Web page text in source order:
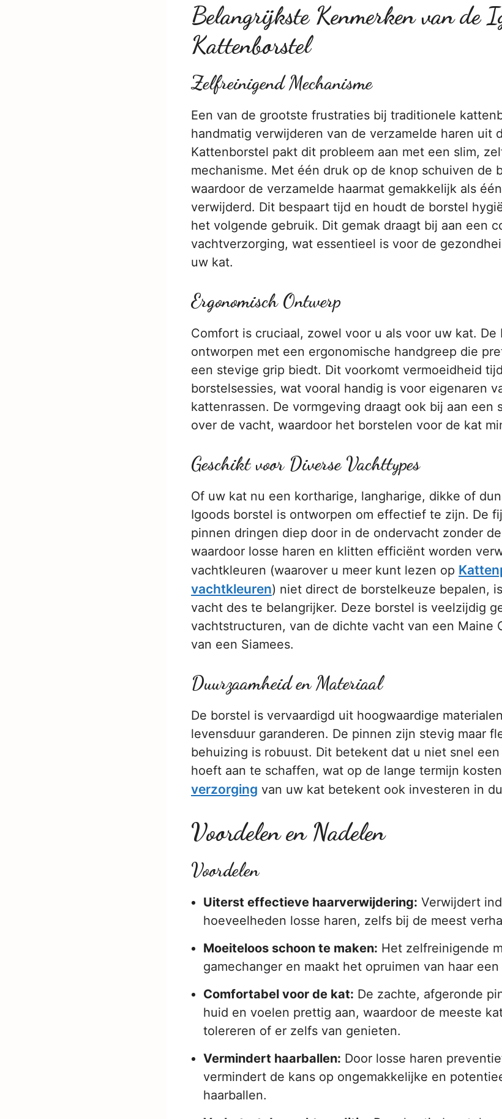
Belangrijkste Kenmerken van de
Kattenborstel
Zelfreinigend Mechanisme
Een van de grootste frustraties bij traditionele
handmatig verwijderen van de verzamelde haren uit
Kattenborstel pakt dit probleem aan met een slim,
mechanisme. Met één druk op de knop schuiven de
waardoor de verzamelde haarmat gemakkelijk als
verwijderd. Dit bespaart tijd en houdt de borstel
het volgende gebruik. Dit gemak draagt bij aan een
vachtverzorging, wat essentieel is voor de
uw kat.
Ergonomisch Ontwerp
Comfort is cruciaal, zowel voor u als voor uw kat. De
ontworpen met een ergonomische handgreep die
een stevige grip biedt. Dit voorkomt vermoeidheid
borstelsessies, wat vooral handig is voor eigenaren
kattenrassen. De vormgeving draagt ook bij aan een
over de vacht, waardoor het borstelen voor de kat
Geschikt voor Diverse Vachttypes
Of uw kat nu een kortharige, langharige, dikke of
Igoods borstel is ontworpen om effectief te zijn. De
pinnen dringen diep door in de ondervacht zonder
waardoor losse haren en klitten efficiënt worden
vachtkleuren (waarover u meer kunt lezen op
vachtkleuren) niet direct de borstelkeuze bepalen,
vacht des te belangrijker. Deze borstel is veelzijdig
vachtstructuren, van de dichte vacht van een Maine
van een Siamees.
Duurzaamheid en Materiaal
De borstel is vervaardigd uit hoogwaardige
levensduur garanderen. De pinnen zijn stevig maar
behuizing is robuust. Dit betekent dat u niet snel
hoeft aan te schaffen, wat op de lange termijn
verzorging van uw kat betekent ook investeren in
Voordelen en Nadelen
Voordelen
Uiterst effectieve haarverwijdering: Verwijdert
hoeveelheden losse haren, zelfs bij de meest
Moeiteloos schoon te maken: Het zelfreinigende
gamechanger en maakt het opruimen van haar
Comfortabel voor de kat: De zachte, afgeronde
huid en voelen prettig aan, waardoor de meeste
tolereren of er zelfs van genieten.
Vermindert haarballen: Door losse haren
vermindert de kans op ongemakkelijke en
haarballen.